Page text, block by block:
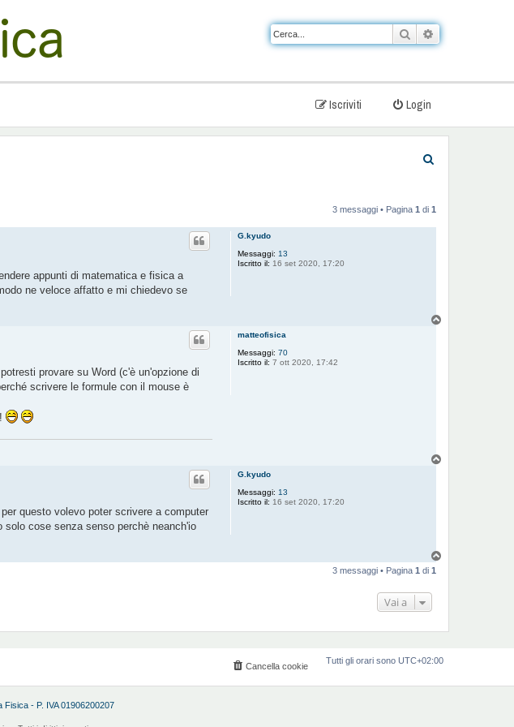
Cerca
Login
Iscriviti
3 messaggi • Pagina 1 di 1
G.kyudo
Messaggi: 13
Iscritto il: 16 set 2020, 17:20
appunti di matematica e fisica a
ne veloce affatto e mi chiedevo se
matteofisica
Messaggi: 70
Iscritto il: 7 ott 2020, 17:42
provare su Word (c'è un'opzione di
scrivere le formule con il mouse è
G.kyudo
Messaggi: 13
Iscritto il: 16 set 2020, 17:20
questo volevo poter scrivere a computer
cose senza senso perchè neanch'io
3 messaggi • Pagina 1 di 1
Vai a
Tutti gli orari sono UTC+02:00
Cancella cookie
- P. IVA 01906200207